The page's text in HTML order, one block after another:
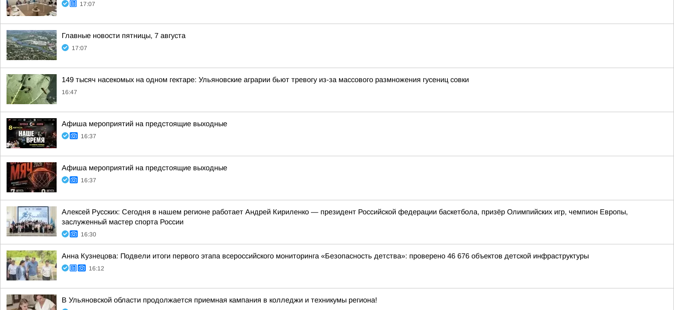
17:07
Главные новости пятницы, 7 августа
17:07
149 тысяч насекомых на одном гектаре: Ульяновские аграрии бьют тревогу из-за массового размножения гусениц совки
16:47
Афиша мероприятий на предстоящие выходные
16:37
Афиша мероприятий на предстоящие выходные
16:37
Алексей Русских: Сегодня в нашем регионе работает Андрей Кириленко — президент Российской федерации баскетбола, призёр Олимпийских игр, чемпион Европы,
заслуженный мастер спорта России
16:30
Анна Кузнецова: Подвели итоги первого этапа всероссийского мониторинга «Безопасность детства»: проверено 46 676 объектов детской инфраструктуры
16:12
В Ульяновской области продолжается приемная кампания в колледжи и техникумы региона!